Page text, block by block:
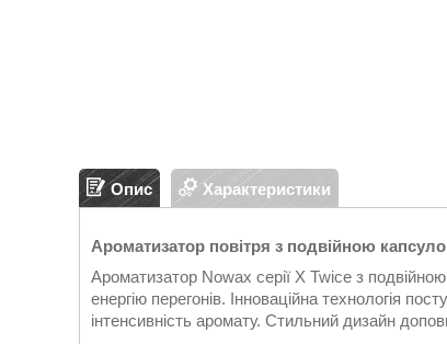
Опис Характеристики
Ароматизатор повітря з подвійною
Ароматизатор Nowax серії X Twice з
енергію перегонів. Інноваційна технологія
інтенсивність аромату. Стильний дизайн